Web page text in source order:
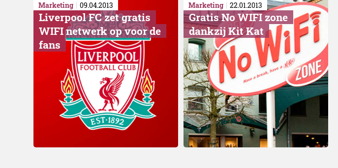
Marketing 09.04.2013
Liverpool FC zet gratis
WIFI netwerk op voor de
fans
Marketing 22.01.2013
Gratis No WIFI zone
dankzij Kit Kat